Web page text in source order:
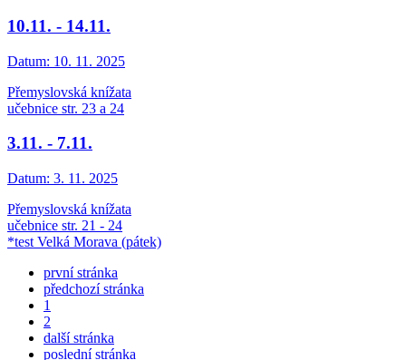
10.11. - 14.11.
Datum: 10. 11. 2025
Přemyslovská knížata
učebnice str. 23 a 24
3.11. - 7.11.
Datum: 3. 11. 2025
Přemyslovská knížata
učebnice str. 21 - 24
*test Velká Morava (pátek)
první stránka
předchozí stránka
1
2
další stránka
poslední stránka